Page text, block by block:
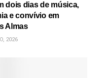
dois dias de música,
e convívio em
Almas
2026